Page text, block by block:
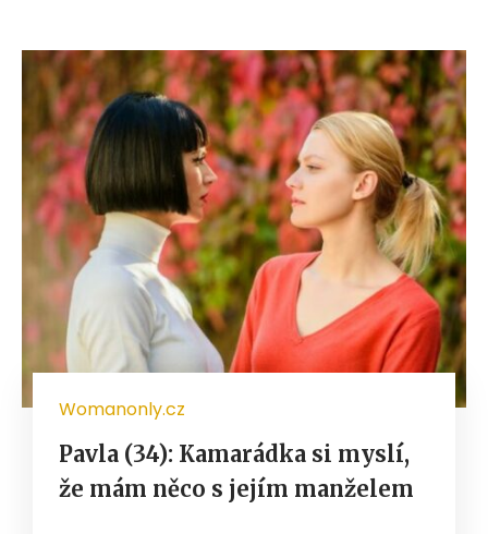
Womanonly.cz
Pavla (34): Kamarádka si myslí,
že mám něco s jejím manželem